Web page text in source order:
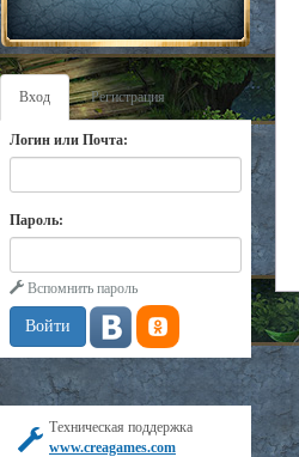
Вход Регистрация
Логин или Почта:
Пароль:
Вспомнить пароль
Техническая поддержка
www.creagames.com